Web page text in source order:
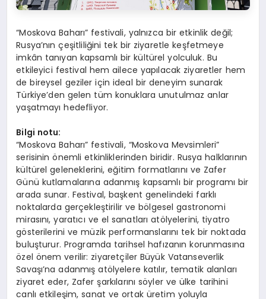
“Moskova Baharı” festivali, yalnızca bir etkinlik değil;
Rusya’nın çeşitliliğini tek bir ziyaretle keşfetmeye
imkân tanıyan kapsamlı bir kültürel yolculuk. Bu
etkileyici festival hem ailece yapılacak ziyaretler hem
de bireysel geziler için ideal bir deneyim sunarak
Türkiye’den gelen tüm konuklara unutulmaz anlar
yaşatmayı hedefliyor.
Bilgi notu:
“Moskova Baharı” festivali, “Moskova Mevsimleri”
serisinin önemli etkinliklerinden biridir. Rusya halklarının
kültürel geleneklerini, eğitim formatlarını ve Zafer
Günü kutlamalarına adanmış kapsamlı bir programı bir
arada sunar. Festival, başkent genelindeki farklı
noktalarda gerçekleştirilir ve bölgesel gastronomi
mirasını, yaratıcı ve el sanatları atölyelerini, tiyatro
gösterilerini ve müzik performanslarını tek bir noktada
buluşturur. Programda tarihsel hafızanın korunmasına
özel önem verilir: ziyaretçiler Büyük Vatanseverlik
Savaşı’na adanmış atölyelere katılır, tematik alanları
ziyaret eder, Zafer şarkılarını söyler ve ülke tarihini
canlı etkileşim, sanat ve ortak üretim yoluyla